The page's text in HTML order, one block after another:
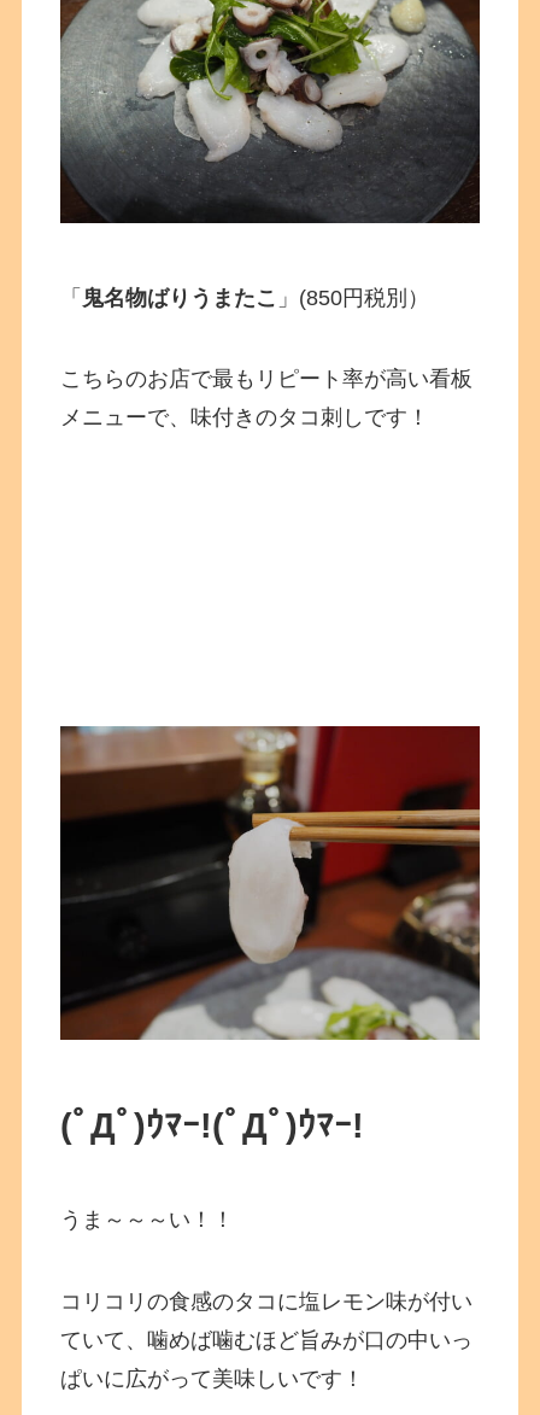
「 鬼名物ばりうまたこ 」(850円税別）
こちらのお店で最もリピート率が高い看板
メニューで、味付きのタコ刺しです！
(ﾟДﾟ)ｳﾏｰ!(ﾟДﾟ)ｳﾏｰ!
うま～～～い！！
コリコリの食感のタコに塩レモン味が付い
ていて、噛めば噛むほど旨みが口の中いっ
ぱいに広がって美味しいです！